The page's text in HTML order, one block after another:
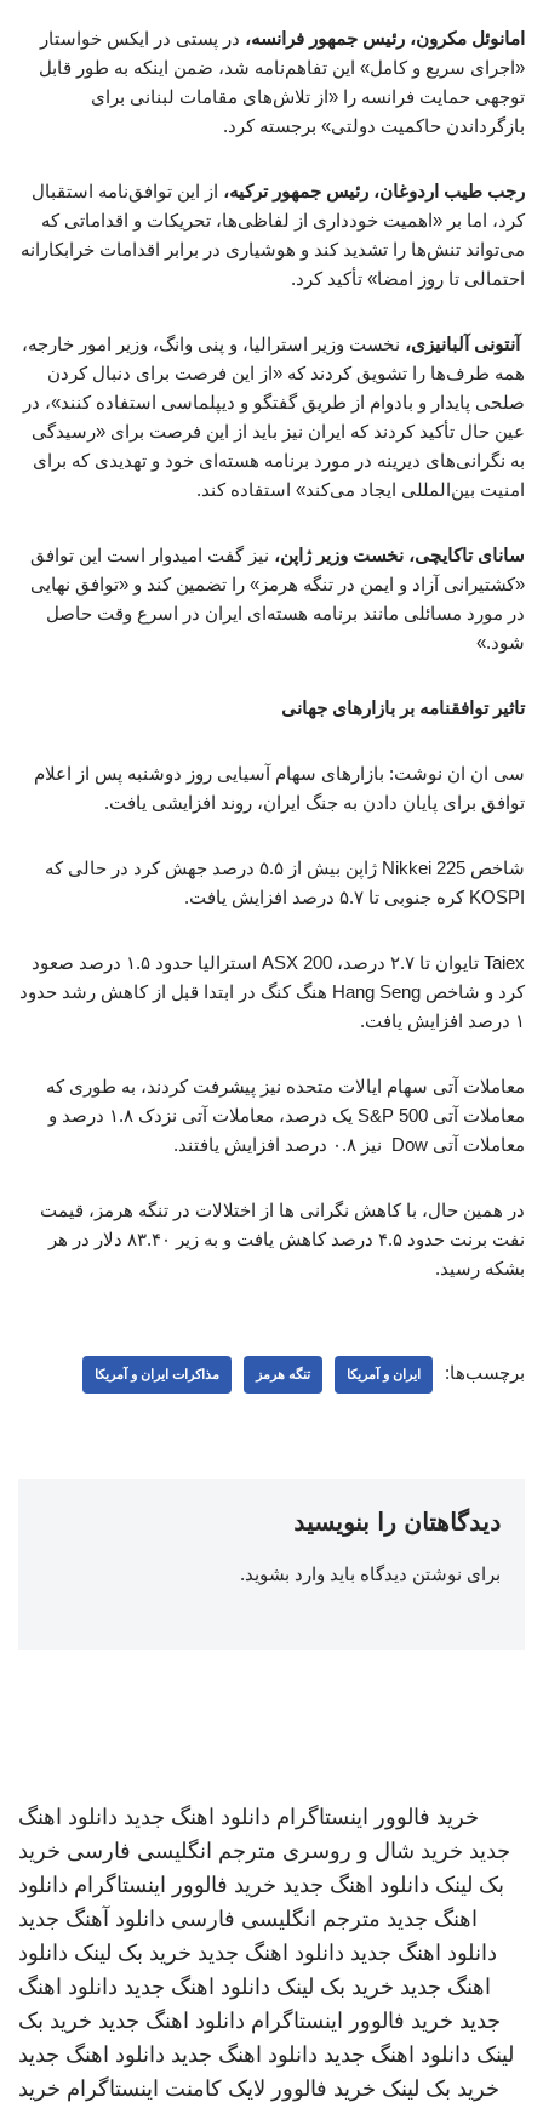
امانوئل مکرون، رئیس جمهور فرانسه، در پستی در ایکس خواستار
«اجرای سریع و کامل» این تفاهم‌نامه شد، ضمن اینکه به طور قابل
توجهی حمایت فرانسه را «از تلاش‌های مقامات لبنانی برای
بازگرداندن حاکمیت دولتی» برجسته کرد.
رجب طیب اردوغان، رئیس جمهور ترکیه، از این توافق‌نامه استقبال
کرد، اما بر «اهمیت خودداری از لفاظی‌ها، تحریکات و اقداماتی که
می‌تواند تنش‌ها را تشدید کند و هوشیاری در برابر اقدامات خرابکارانه
احتمالی تا روز امضا» تأکید کرد.
آنتونی آلبانیزی، نخست وزیر استرالیا، و پنی وانگ، وزیر امور خارجه،
همه طرف‌ها را تشویق کردند که «از این فرصت برای دنبال کردن
صلحی پایدار و بادوام از طریق گفتگو و دیپلماسی استفاده کنند»، در
عین حال تأکید کردند که ایران نیز باید از این فرصت برای «رسیدگی
به نگرانی‌های دیرینه در مورد برنامه هسته‌ای خود و تهدیدی که برای
امنیت بین‌المللی ایجاد می‌کند» استفاده کند.
سانای تاکایچی، نخست وزیر ژاپن، نیز گفت امیدوار است این توافق
«کشتیرانی آزاد و ایمن در تنگه هرمز» را تضمین کند و «توافق نهایی
در مورد مسائلی مانند برنامه هسته‌ای ایران در اسرع وقت حاصل
شود.»
تاثیر توافقنامه بر بازارهای جهانی
سی ان ان نوشت: بازارهای سهام آسیایی روز دوشنبه پس از اعلام
توافق برای پایان دادن به جنگ ایران، روند افزایشی یافت.
شاخص Nikkei 225 ژاپن بیش از ۵.۵ درصد جهش کرد در حالی که
KOSPI کره جنوبی تا ۵.۷ درصد افزایش یافت.
Taiex تایوان تا ۲.۷ درصد، ASX 200 استرالیا حدود ۱.۵ درصد صعود
کرد و شاخص Hang Seng هنگ کنگ در ابتدا قبل از کاهش رشد حدود
۱ درصد افزایش یافت.
معاملات آتی سهام ایالات متحده نیز پیشرفت کردند، به طوری که
معاملات آتی S&P 500 یک درصد، معاملات آتی نزدک ۱.۸ درصد و
معاملات آتی Dow نیز ۰.۸ درصد افزایش یافتند.
در همین حال، با کاهش نگرانی ها از اختلالات در تنگه هرمز، قیمت
نفت برنت حدود ۴.۵ درصد کاهش یافت و به زیر ۸۳.۴۰ دلار در هر
بشکه رسید.
برچسب‌ها: ایران و آمریکا تنگه هرمز مذاکرات ایران و آمریکا
دیدگاهتان را بنویسید
برای نوشتن دیدگاه باید وارد بشوید.
خرید فالوور اینستاگرام دانلود اهنگ جدید دانلود اهنگ
جدید خرید شال و روسری مترجم انگلیسی فارسی خرید
بک لینک دانلود اهنگ جدید خرید فالوور اینستاگرام دانلود
اهنگ جدید مترجم انگلیسی فارسی دانلود آهنگ جدید
دانلود اهنگ جدید دانلود اهنگ جدید خرید بک لینک دانلود
اهنگ جدید خرید بک لینک دانلود اهنگ جدید دانلود اهنگ
جدید خرید فالوور اینستاگرام دانلود اهنگ جدید خرید بک
لینک دانلود اهنگ جدید دانلود اهنگ جدید دانلود اهنگ جدید
خرید بک لینک خرید فالوور لایک کامنت اینستاگرام خرید